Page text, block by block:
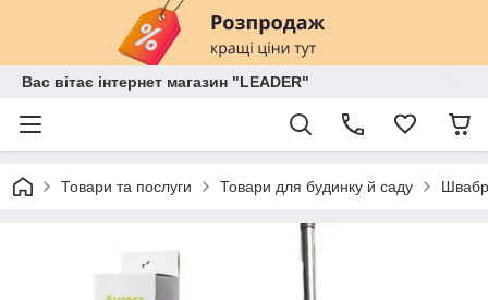
Вас вітає інтернет магазин "LEADER"
Товари та послуги Товари для будинку й саду